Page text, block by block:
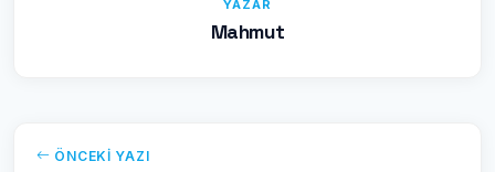
YAZAR
Mahmut
ÖNCEKI YAZI